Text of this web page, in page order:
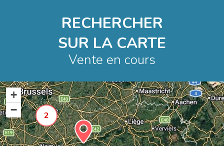
RECHERCHER
SUR LA CARTE
Vente en cours
2
+
−